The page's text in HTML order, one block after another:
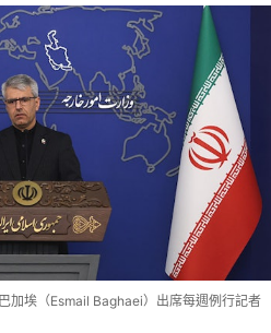
加埃（Esmail Baghaei）出席每週例行記者